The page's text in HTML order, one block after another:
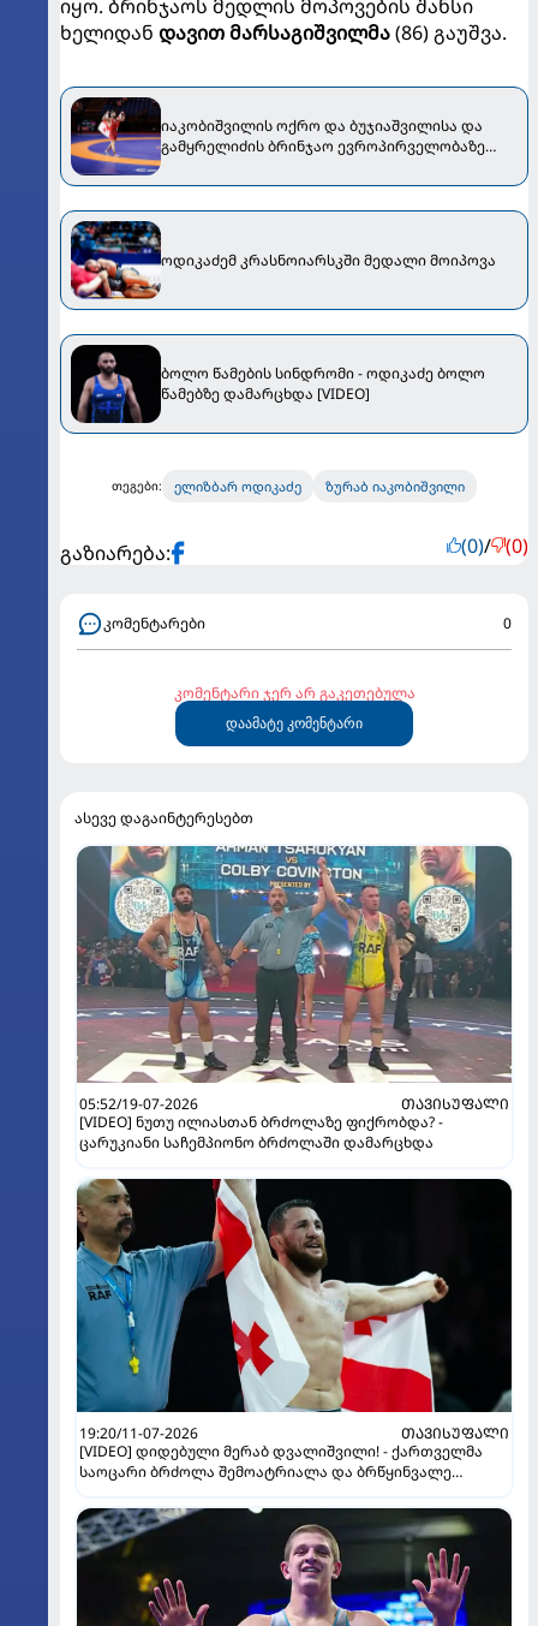
იყო. ბრინჯაოს მედლის მოპოვების შანსი
ხელიდან დავით მარსაგიშვილმა(86) გაუშვა.
იაკობიშვილის ოქრო და ბუჯიაშვილისა და
გამყრელიძის ბრინჯაო ევროპირველობაზე
ოდიკაძემ კრასნოიარსკში მედალი მოიპოვა
ბოლო წამების სინდრომი - ოდიკაძე ბოლო
წამებზე დამარცხდა [VIDEO]
თეგები: ელიზბარ ოდიკაძე ზურაბ იაკობიშვილი
გაზიარება: (0)/ (0)
კომენტარები 0
კომენტარი ჯერ არ გაკეთებულა
დაამატე კომენტარი
ასევე დაგაინტერესებთ
05:52/19-07-2026
ᲗᲐᲕᲘᲡᲣᲤᲐᲚᲘ
[VIDEO] ნუთუ ილიასთან ბრძოლაზე ფიქრობდა? -
ცარუკიანი საჩემპიონო ბრძოლაში დამარცხდა
19:20/11-07-2026
ᲗᲐᲕᲘᲡᲣᲤᲐᲚᲘ
[VIDEO] დიდებული მერაბ დვალიშვილი! - ქართველმა
საოცარი ბრძოლა შემოატრიალა და ბრწყინვალე